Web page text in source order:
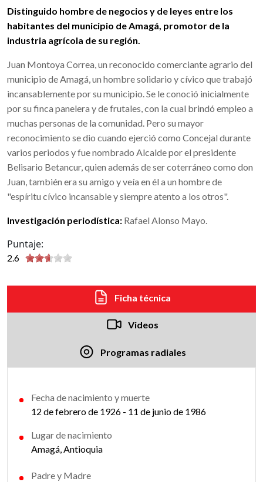
Distinguido hombre de negocios y de leyes entre los
habitantes del municipio de Amagá, promotor de la
industria agrícola de su región.
Juan Montoya Correa, un reconocido comerciante agrario del
municipio de Amagá, un hombre solidario y cívico que trabajó
incansablemente por su municipio. Se le conoció inicialmente
por su finca panelera y de frutales, con la cual brindó empleo a
muchas personas de la comunidad. Pero su mayor
reconocimiento se dio cuando ejerció como Concejal durante
varios periodos y fue nombrado Alcalde por el presidente
Belisario Betancur, quien además de ser coterráneo como don
Juan, también era su amigo y veía en él a un hombre de
"espíritu cívico incansable y siempre atento a los otros".
Investigación periodística: Rafael Alonso Mayo.
Puntaje:
2.6
Ficha técnica
Videos
Programas radiales
Fecha de nacimiento y muerte
12 de febrero de 1926 - 11 de junio de 1986
Lugar de nacimiento
Amagá, Antioquia
Padre y Madre